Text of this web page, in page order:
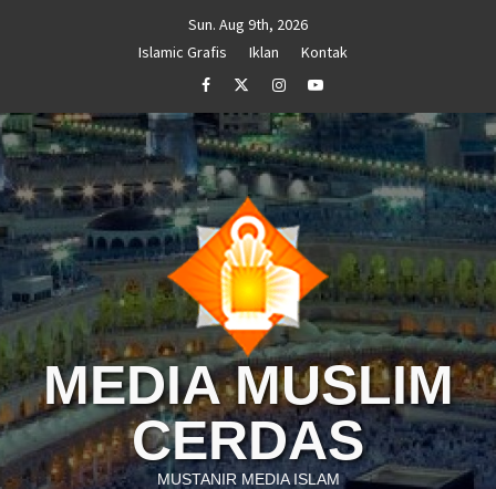
Sun. Aug 9th, 2026
Islamic Grafis
Iklan
Kontak
FacebookTwitterInstagramYoutube
MEDIA MUSLIM
CERDAS
MUSTANIR MEDIA ISLAM